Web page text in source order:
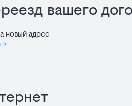
вашего
новый адрес
>